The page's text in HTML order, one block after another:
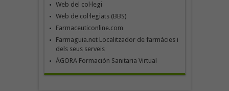
Web del col·legi
Web de col·legiats (BBS)
Farmaceuticonline.com
Farmaguia.net Localitzador de farmàcies i
dels seus serveis
ÁGORA Formación Sanitaria Virtual